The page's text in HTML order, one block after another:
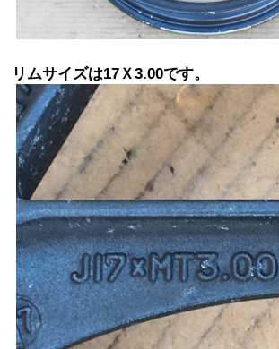
リムサイズは17Ｘ3.00です。